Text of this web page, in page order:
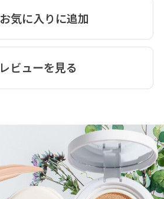
お気に入りに追加
レビューを見る